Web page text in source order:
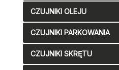
CZUJNIKI OLEJU
CZUJNIKI PARKOWANIA
CZUJNIKI SKRĘTU